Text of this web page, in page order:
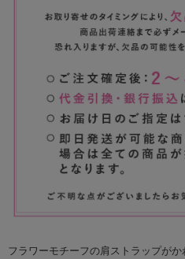
フラワーモチーフの肩ストラップがか